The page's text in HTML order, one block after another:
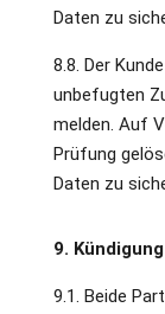
Daten zu
8.8. Der
unbefugten
melden. Auf
Prüfung
Daten zu
9.
9.1. Beide